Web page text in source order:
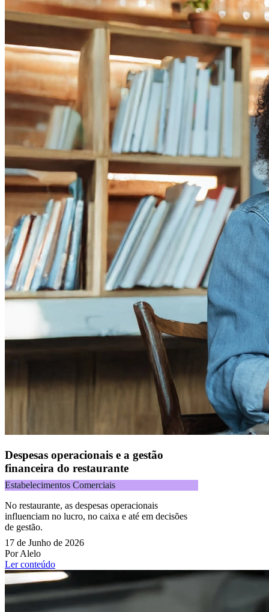
Despesas operacionais e a gestão
financeira do restaurante
Estabelecimentos Comerciais
No restaurante, as despesas operacionais
influenciam no lucro, no caixa e até em decisões
de gestão.
17 de Junho de 2026
Por Alelo
Ler conteúdo